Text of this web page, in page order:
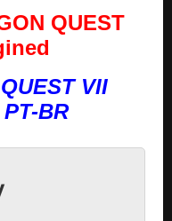
QUEST
VII
BR